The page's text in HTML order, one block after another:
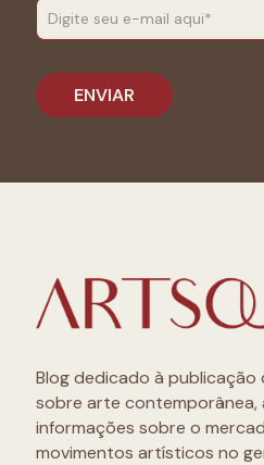
Blog dedicado à publicação
sobre arte contemporânea,
informações sobre o
movimentos artísticos no